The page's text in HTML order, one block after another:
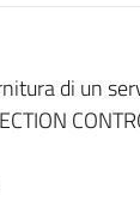
di un